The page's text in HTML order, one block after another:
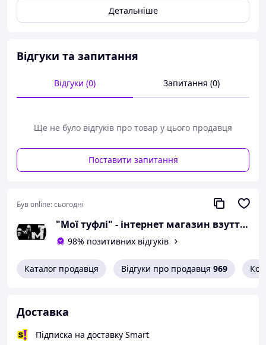
Відповідність розміру до
При оформленні замовлення
необхідний розмір вказуйте в
Вам сподобалася модель
і Ви вирішили купити?
Зателефонуйте 067-9272731 / 050-
необхідного Вам розміру.
Або задайте запитання на
simashkevichr@ukr.net
Всі товари магазину -->
липучках з серії
Детальніше
Відгуки та запитання
Відгуки (0) Запитання (0)
Ще не було відгуків про товар у цього продавця
Поставити запитання
Був online:сьогодні
"Мої туфлі" - інтернет магазин взуття на всі випадки життя.
98% позитивних відгуків
Каталог продавця Відгуки про продавця 969
Доставка
Підписка на доставку Smart